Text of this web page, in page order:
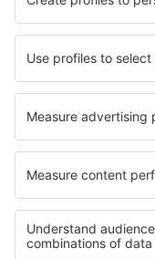
Ubytování in Zerf
Ubytování na Ostrově
Ubytování v Národním
Ubytování na Benátské